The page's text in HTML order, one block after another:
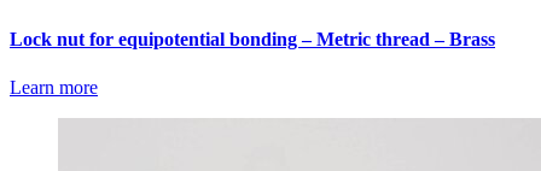
Lock nut for equipotential bonding – Metric thread – Brass
Learn more